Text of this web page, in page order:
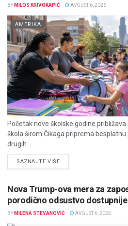
BY MILOS KRIVOKAPIĆ AVGUST 6, 2026
AMERIKA
Početak nove školske godine
škola širom Čikaga priprema besplatnu
drugih...
SAZNAJTE VIŠEDETAILS
Nova Trump-ova mera za
porodično odsustvo
BY MILENA STEVANOVIĆ AVGUST 6, 2026